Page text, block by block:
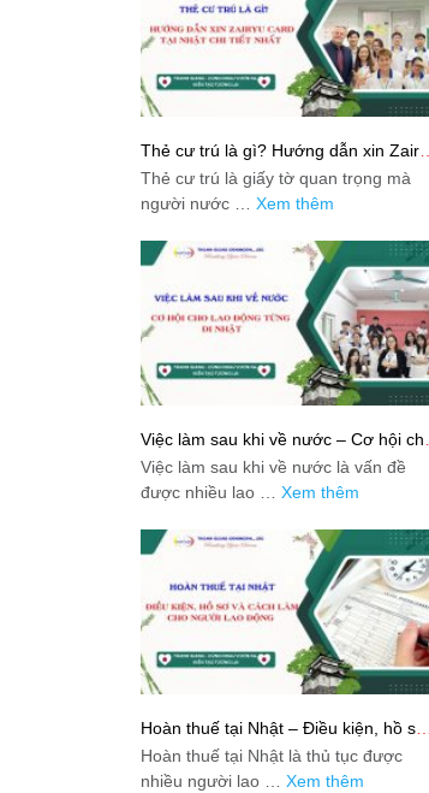
Thẻ cư trú là gì? Hướng dẫn xin Zairyu
Card tại Nhật chi tiết nhất
Thẻ cư trú là giấy tờ quan trọng mà
người nước … Xem thêm
Việc làm sau khi về nước – Cơ hội cho
lao động từng đi Nhật
Việc làm sau khi về nước là vấn đề
được nhiều lao … Xem thêm
Hoàn thuế tại Nhật – Điều kiện, hồ sơ
và cách làm cho người lao động
Hoàn thuế tại Nhật là thủ tục được
nhiều người lao … Xem thêm